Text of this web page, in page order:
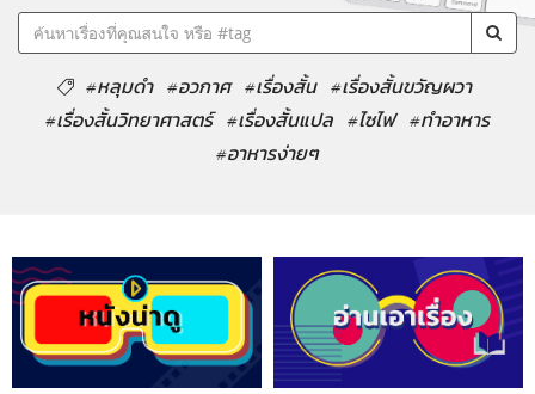
#หลุมดำ #อวกาศ #เรื่องสั้น #เรื่องสั้นขวัญผวา
#เรื่องสั้นวิทยาศาสตร์ #เรื่องสั้นแปล #ไซไฟ #ทำอาหาร
#อาหารง่ายๆ